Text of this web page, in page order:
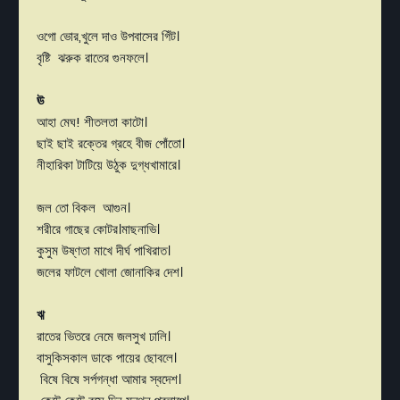
ওগো ভোর,খুলে দাও উপবাসের গিঁট।
বৃষ্টি ঝরুক রাতের গুনফলে।
ঊ
আহা মেঘ! শীতলতা কাটো।
ছাই ছাই রক্তের গ্রহে বীজ পোঁতো।
নীহারিকা টাটিয়ে উঠুক দুগ্ধখামারে।
জল তো বিকল আগুন।
শরীরে গাছের কোটর।মাছনাভি।
কুসুম উষ্ণতা মাখে দীর্ঘ পাখিরাত।
জলের ফাটলে খোলা জোনাকির দেশ।
ঋ
রাতের ভিতরে নেমে জলসুখ ঢালি।
বাসুকিসকাল ডাকে পায়ের ছোবলে।
বিষে বিষে সর্পগন্ধা আমার স্বদেশ।